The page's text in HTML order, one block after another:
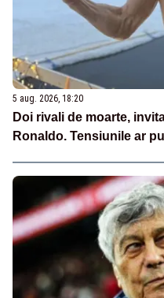
5 aug. 2026, 18:20
Doi rivali de moarte,
Ronaldo. Tensiunile ar